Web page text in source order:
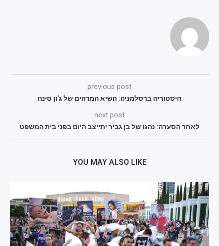
previous post
היסטוריה ברסלמניה: השיא המדהים של ג'ון סינה
next post
לאחר הסערה: נהגו של בן גביר יתייצב היום בפני בית המשפט
YOU MAY ALSO LIKE